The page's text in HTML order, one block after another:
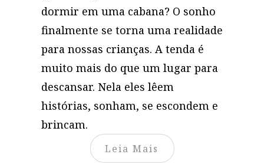
dormir em uma cabana? O sonho
finalmente se torna uma realidade
para nossas crianças. A tenda é
muito mais do que um lugar para
descansar. Nela eles lêem
histórias, sonham, se escondem e
brincam.
Leia Mais